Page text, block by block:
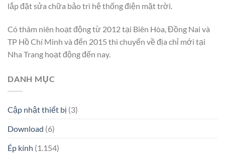
lắp đặt sửa chữa bảo trì hệ thống điện mặt trời.
Có thâm niên hoạt động từ 2012 tại Biên Hòa, Đồng Nai và
TP Hồ Chí Minh và đến 2015 thì chuyển về địa chỉ mới tại
Nha Trang hoạt động đến nay.
DANH MỤC
Cập nhật thiết bị (3)
Download (6)
Ép kính (1.154)